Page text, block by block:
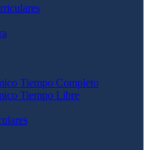
Tiempo Completo
Tiempo Libre